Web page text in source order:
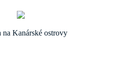
na Kanárské ostrovy